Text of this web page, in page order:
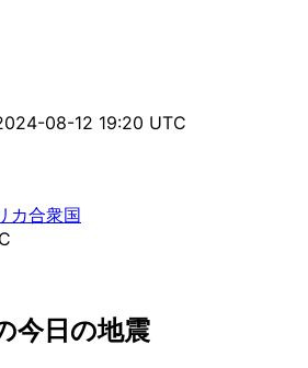
08-12 19:20 UTC
カ合衆国
今日の地震